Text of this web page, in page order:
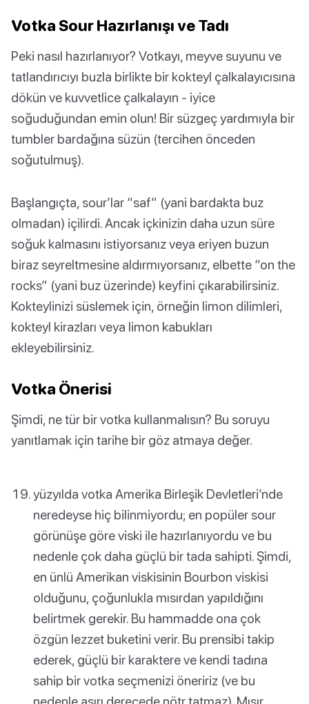
Votka Sour Hazırlanışı ve Tadı
Peki nasıl hazırlanıyor? Votkayı, meyve suyunu ve
tatlandırıcıyı buzla birlikte bir kokteyl çalkalayıcısına
dökün ve kuvvetlice çalkalayın - iyice
soğuduğundan emin olun! Bir süzgeç yardımıyla bir
tumbler bardağına süzün (tercihen önceden
soğutulmuş).
Başlangıçta, sour’lar “saf” (yani bardakta buz
olmadan) içilirdi. Ancak içkinizin daha uzun süre
soğuk kalmasını istiyorsanız veya eriyen buzun
biraz seyreltmesine aldırmıyorsanız, elbette “on the
rocks” (yani buz üzerinde) keyfini çıkarabilirsiniz.
Kokteylinizi süslemek için, örneğin limon dilimleri,
kokteyl kirazları veya limon kabukları
ekleyebilirsiniz.
Votka Önerisi
Şimdi, ne tür bir votka kullanmalısın? Bu soruyu
yanıtlamak için tarihe bir göz atmaya değer.
yüzyılda votka Amerika Birleşik Devletleri’nde
neredeyse hiç bilinmiyordu; en popüler sour
görünüşe göre viski ile hazırlanıyordu ve bu
nedenle çok daha güçlü bir tada sahipti. Şimdi,
en ünlü Amerikan viskisinin Bourbon viskisi
olduğunu, çoğunlukla mısırdan yapıldığını
belirtmek gerekir. Bu hammadde ona çok
özgün lezzet buketini verir. Bu prensibi takip
ederek, güçlü bir karaktere ve kendi tadına
sahip bir votka seçmenizi öneririz (ve bu